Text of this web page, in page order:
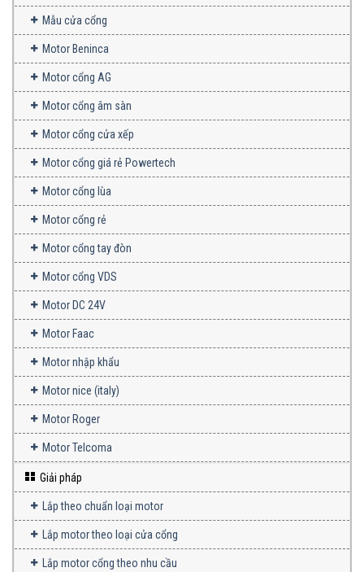
Mẫu cửa cổng
Motor Beninca
Motor cổng AG
Motor cổng âm sàn
Motor cổng cửa xếp
Motor cổng giá rẻ Powertech
Motor cổng lùa
Motor cổng rẻ
Motor cổng tay đòn
Motor cổng VDS
Motor DC 24V
Motor Faac
Motor nhập khẩu
Motor nice (italy)
Motor Roger
Motor Telcoma
Giải pháp
Lắp theo chuẩn loại motor
Lắp motor theo loại cửa cổng
Lắp motor cổng theo nhu cầu